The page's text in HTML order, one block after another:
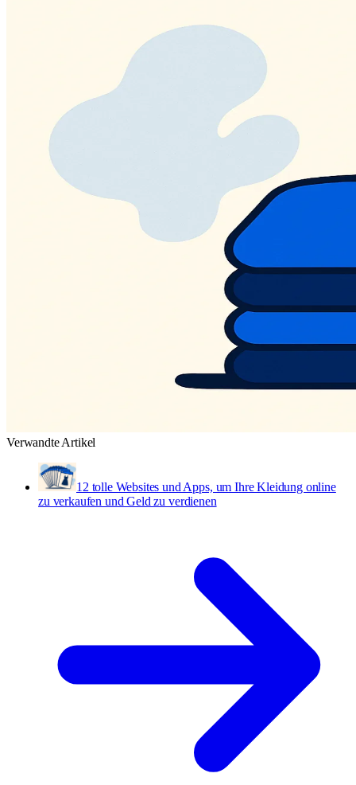
Verwandte Artikel
12 tolle Websites und Apps, um Ihre Kleidung online
zu verkaufen und Geld zu verdienen